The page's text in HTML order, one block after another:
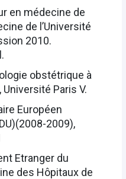
en médecine de
de l’Université
2010.
obstétrique à
Paris V.
Européen
2009),
Etranger du
des Hôpitaux de